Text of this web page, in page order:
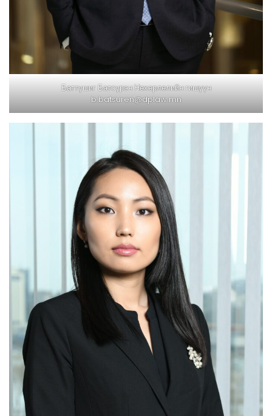
Баттүшиг Батсүрэн Нөхөрлөлийн гишүүн
b.batsuren@dplaw.mn